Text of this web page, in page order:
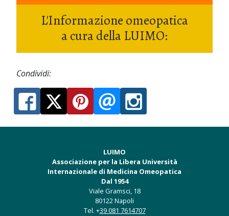
L'Informazione omeopatica
a cura della LUIMO:
Condividi:
LUIMO
Associazione per la Libera Università
Internazionale di Medicina Omeopatica
Dal 1954
Viale Gramsci, 18
80122 Napoli
Tel. +39 081 7614707